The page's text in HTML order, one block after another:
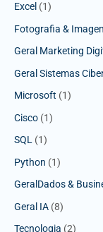
Excel (1)
Fotografia &
Geral Marketing
Geral Sistemas
Microsoft (1)
Cisco (1)
SQL (1)
Python (1)
GeralDados &
Geral IA (8)
Tecnologia (2)